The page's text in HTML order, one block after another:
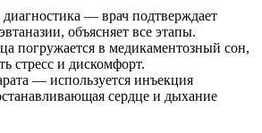
диагностика — врач подтверждает
объясняет все этапы.
погружается в медикаментозный сон,
стресс и дискомфорт.
— используется инъекция
сердце и дыхание